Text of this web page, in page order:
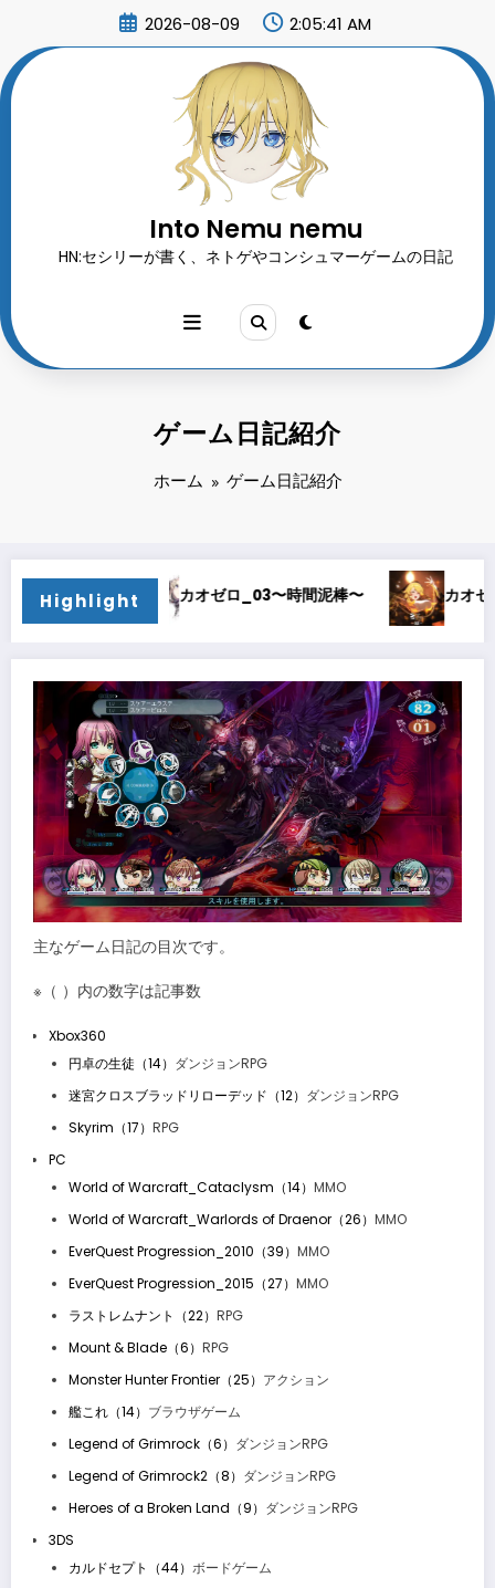
ン
ツ
2026-08-09 2:05:44 AM
Into Nemu nemu
HN:セシリーが書く、ネトゲやコンシュマーゲームの日記
ゲーム日記紹介
ホーム ゲーム日記紹介
Highlightカオゼロ_02〜オルレア考察〜 カオゼロ_01
主なゲーム日記の目次です。
※（ ）内の数字は記事数
Xbox360
円卓の生徒（14） ダンジョンRPG
迷宮クロスブラッドリローデッド（12） ダンジョンRPG
Skyrim（17） RPG
PC
World of Warcraft_Cataclysm（14） MMO
World of Warcraft_Warlords of Draenor（26） MMO
EverQuest Progression_2010（39） MMO
EverQuest Progression_2015（27） MMO
ラストレムナント（22） RPG
Mount & Blade（6） RPG
Monster Hunter Frontier（25） アクション
艦これ（14） ブラウザゲーム
Legend of Grimrock（6） ダンジョンRPG
Legend of Grimrock2（8） ダンジョンRPG
Heroes of a Broken Land（9） ダンジョンRPG
3DS
カルドセプト（44） ボードゲーム